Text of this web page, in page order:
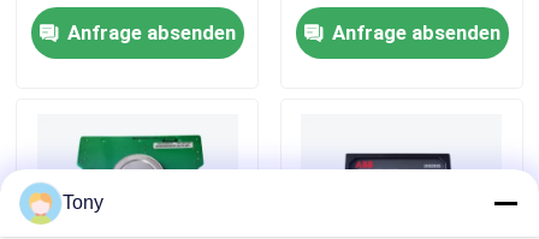
Werksbesichtigung
Qualitätskontrolle
Kontakt mit uns
Anfrage absenden
Anfrage absenden
Tony